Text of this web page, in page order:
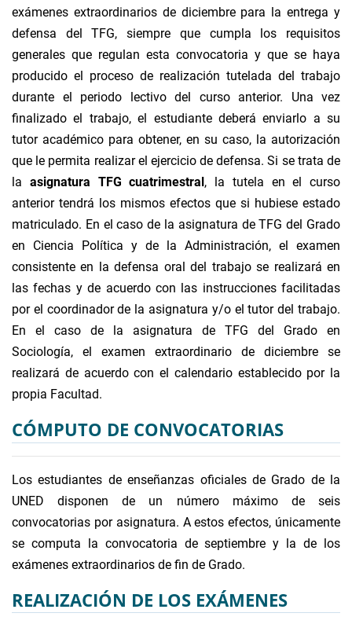
exámenes extraordinarios de diciembre para la entrega y
defensa del TFG, siempre que cumpla los requisitos
generales que regulan esta convocatoria y que se haya
producido el proceso de realización tutelada del trabajo
durante el periodo lectivo del curso anterior. Una vez
finalizado el trabajo, el estudiante deberá enviarlo a su
tutor académico para obtener, en su caso, la autorización
que le permita realizar el ejercicio de defensa. Si se trata de
la asignatura TFG cuatrimestral, la tutela en el curso
anterior tendrá los mismos efectos que si hubiese estado
matriculado. En el caso de la asignatura de TFG del Grado
en Ciencia Política y de la Administración, el examen
consistente en la defensa oral del trabajo se realizará en
las fechas y de acuerdo con las instrucciones facilitadas
por el coordinador de la asignatura y/o el tutor del trabajo.
En el caso de la asignatura de TFG del Grado en
Sociología, el examen extraordinario de diciembre se
realizará de acuerdo con el calendario establecido por la
propia Facultad.
CÓMPUTO DE CONVOCATORIAS
Los estudiantes de enseñanzas oficiales de Grado de la
UNED disponen de un número máximo de seis
convocatorias por asignatura. A estos efectos, únicamente
se computa la convocatoria de septiembre y la de los
exámenes extraordinarios de fin de Grado.
REALIZACIÓN DE LOS EXÁMENES